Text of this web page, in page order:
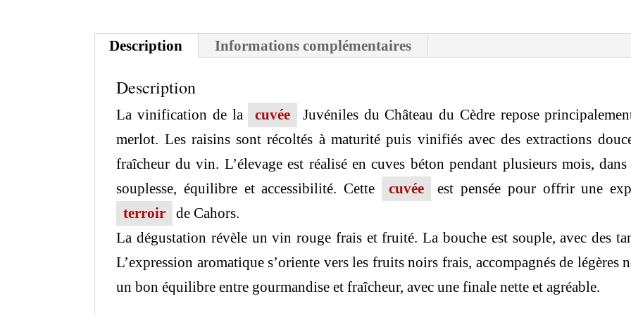
Description
Informations complémentaires
Description
La vinification de la cuvée
Juvéniles du Château du Cèdre repose
merlot. Les raisins sont récoltés à maturité puis vinifiés avec des extractions
fraîcheur du vin. L’élevage est réalisé en cuves béton pendant plusieurs mois,
souplesse, équilibre et accessibilité. Cette
cuvée
est pensée pour offrir une
terroir
de Cahors.
La dégustation révèle un vin rouge frais et fruité. La bouche est souple, avec des
L’expression aromatique s’oriente vers les fruits noirs frais, accompagnés de légères
un bon équilibre entre gourmandise et fraîcheur, avec une finale nette et agréable.